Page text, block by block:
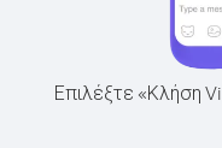
Επιλέξτε «Κλήση